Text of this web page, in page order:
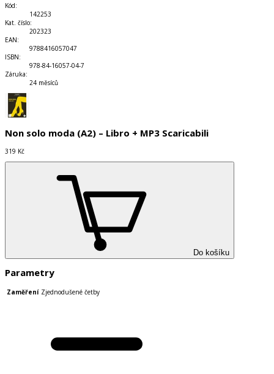
Kód:
142253
Kat. číslo:
202323
EAN:
9788416057047
ISBN:
978-84-16057-04-7
Záruka:
24 měsíců
Non solo moda (A2) – Libro + MP3 Scaricabili
319 Kč
Do košíku
Parametry
Zaměření Zjednodušené četby